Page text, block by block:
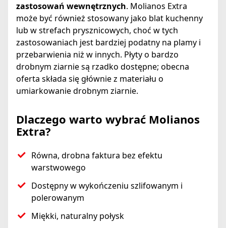
zastosowań wewnętrznych. Molianos Extra
może być również stosowany jako blat kuchenny
lub w strefach prysznicowych, choć w tych
zastosowaniach jest bardziej podatny na plamy i
przebarwienia niż w innych. Płyty o bardzo
drobnym ziarnie są rzadko dostępne; obecna
oferta składa się głównie z materiału o
umiarkowanie drobnym ziarnie.
Dlaczego warto wybrać Molianos
Extra?
Równa, drobna faktura bez efektu
warstwowego
Dostępny w wykończeniu szlifowanym i
polerowanym
Miękki, naturalny połysk